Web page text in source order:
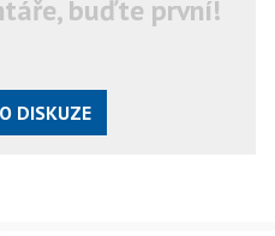
buďte první!
DISKUZE